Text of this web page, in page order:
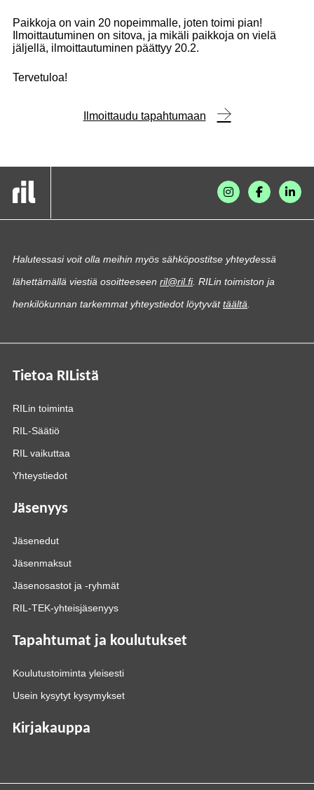
Paikkoja on vain 20 nopeimmalle, joten toimi pian!
Ilmoittautuminen on sitova, ja mikäli paikkoja on vielä
jäljellä, ilmoittautuminen päättyy 20.2.
Tervetuloa!
Ilmoittaudu tapahtumaan
Halutessasi voit olla meihin myös sähköpostitse yhteydessä
lähettämällä viestiä osoitteeseen ril@ril.fi. RILin toimiston ja
henkilökunnan tarkemmat yhteystiedot löytyvättäältä
Tietoa RIListä
RILin toiminta
RIL-Säätiö
RIL vaikuttaa
Yhteystiedot
Jäsenyys
Jäsenedut
Jäsenmaksut
Jäsenosastot ja -ryhmät
RIL-TEK-yhteisjäsenyys
Tapahtumat ja koulutukset
Koulutustoiminta yleisesti
Usein kysytyt kysymykset
Kirjakauppa